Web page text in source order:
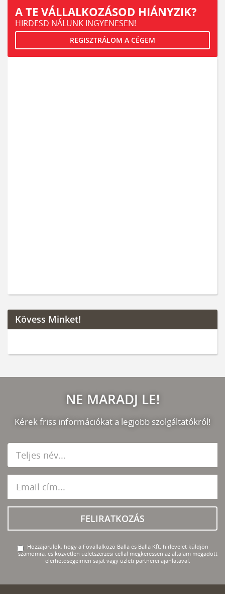
A TE VÁLLALKOZÁSOD HIÁNYZIK?
HIRDESD NÁLUNK INGYENESEN!
REGISZTRÁLOM A CÉGEM
Kövess Minket!
NE MARADJ LE!
Kérek friss információkat a legjobb szolgáltatókról!
FELIRATKOZÁS
Hozzájárulok, hogy a Fővállalkozó Balla és Balla Kft. hírlevelet küldjön
számomra, és közvetlen üzletszerzési céllal megkeressen az általam megadott
elérhetőségeimen saját vagy üzleti partnerei ajánlatával.